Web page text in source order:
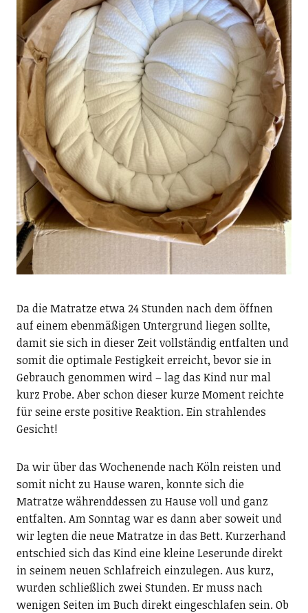
Da die Matratze etwa 24 Stunden nach dem öffnen
auf einem ebenmäßigen Untergrund liegen sollte,
damit sie sich in dieser Zeit vollständig entfalten und
somit die optimale Festigkeit erreicht, bevor sie in
Gebrauch genommen wird – lag das Kind nur mal
kurz Probe. Aber schon dieser kurze Moment reichte
für seine erste positive Reaktion. Ein strahlendes
Gesicht!
Da wir über das Wochenende nach Köln reisten und
somit nicht zu Hause waren, konnte sich die
Matratze währenddessen zu Hause voll und ganz
entfalten. Am Sonntag war es dann aber soweit und
wir legten die neue Matratze in das Bett. Kurzerhand
entschied sich das Kind eine kleine Leserunde direkt
in seinem neuen Schlafreich einzulegen. Aus kurz,
wurden schließlich zwei Stunden. Er muss nach
wenigen Seiten im Buch direkt eingeschlafen sein. Ob